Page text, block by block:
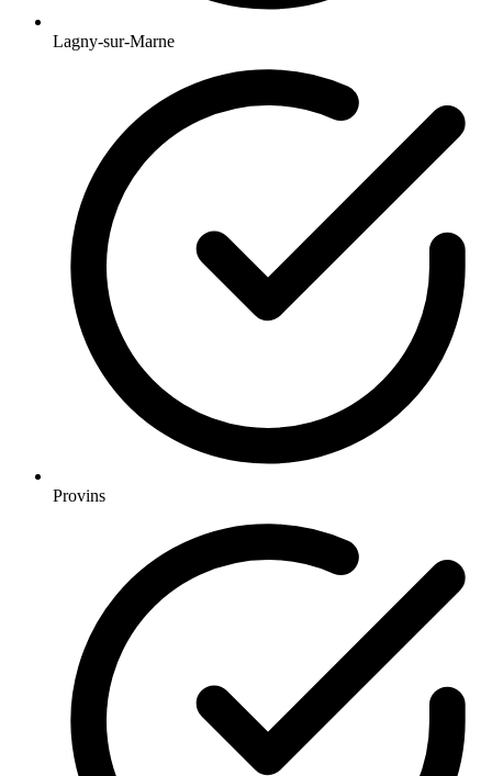
Lagny-sur-Marne
Provins